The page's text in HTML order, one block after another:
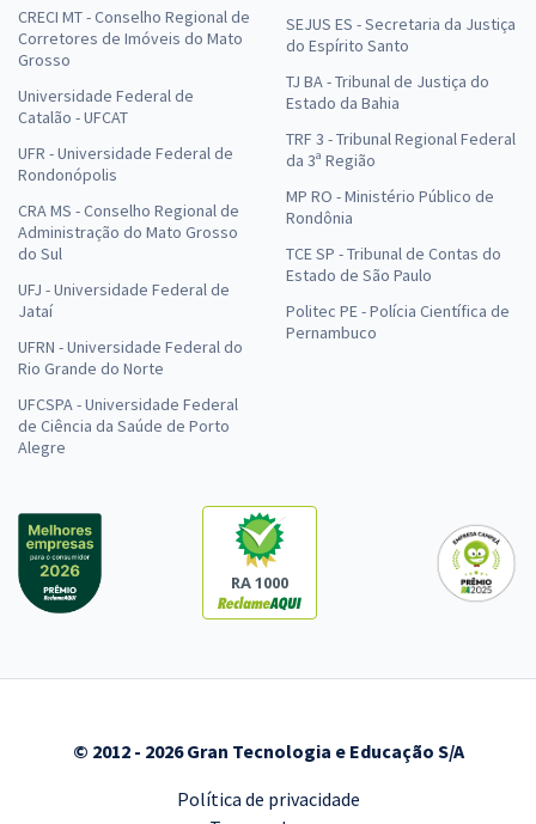
CRECI MT - Conselho Regional de
Corretores de Imóveis do Mato
Grosso
Universidade Federal de
Catalão - UFCAT
UFR - Universidade Federal de
Rondonópolis
CRA MS - Conselho Regional de
Administração do Mato Grosso
do Sul
UFJ - Universidade Federal de
Jataí
UFRN - Universidade Federal do
Rio Grande do Norte
UFCSPA - Universidade Federal
de Ciência da Saúde de Porto
Alegre
SEJUS ES - Secretaria da Justiça
do Espírito Santo
TJ BA - Tribunal de Justiça do
Estado da Bahia
TRF 3 - Tribunal Regional Federal
da 3ª Região
MP RO - Ministério Público de
Rondônia
TCE SP - Tribunal de Contas do
Estado de São Paulo
Politec PE - Polícia Científica de
Pernambuco
RA 1000
© 2012 - 2026 Gran Tecnologia e Educação S/A
Política de privacidade